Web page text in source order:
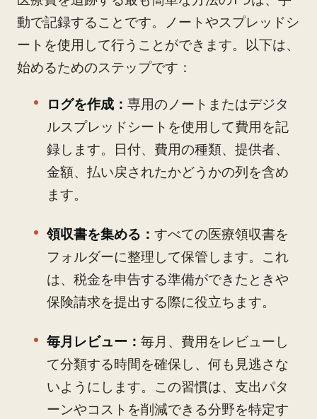
動で記録することです。ノートやスプレッドシ
ートを使用して行うことができます。以下は、
始めるためのステップです：
ログを作成： 専用のノートまたはデジタ
ルスプレッドシートを使用して費用を記
録します。日付、費用の種類、提供者、
金額、払い戻されたかどうかの列を含め
ます。
領収書を集める： すべての医療領収書を
フォルダーに整理して保管します。これ
は、税金を申告する準備ができたときや
保険請求を提出する際に役立ちます。
毎月レビュー： 毎月、費用をレビューし
て分類する時間を確保し、何も見逃さな
いようにします。この習慣は、支出パタ
ーンやコストを削減できる分野を特定す